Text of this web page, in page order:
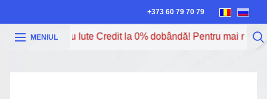
+373 60 79 70 79
MENIUL
poți procura cu Iute Credit la 0% dobândă! Pentru mai multe